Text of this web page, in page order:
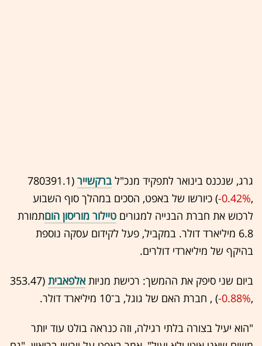
גרג, שנכנס בינואר לתפקיד מנכ"ל ברקשייר (780391.1
,‎
-0.42%‏) כיורשו של באפט, הסכים במהלך סוף השבוע
לרכוש את חברת הבנייה למגורים טיילור מוריסון הוםתמורת
6.8 מיליארד דולר. במקביל, פעל לקידום עסקה נוספת
בהיקף של מיליארדי דולרים.
ביום שני סיפק את ההמשך: רכישת מניותאלפאבית (353.47
,‎
-0.88%‏) , חברת האם של גוגל, ב־10 מיליארד דולר.
"הוא יעיל בצורה בלתי רגילה, וזה כנראה בולט עוד יותר